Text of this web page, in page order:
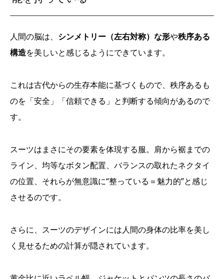
人間の脳は、 シンメトリー（左右対称）な形や秩序ある
構造を美しいと感じるようにできています。
これは古代からの生存本能に基づくもので、秩序あるも
のを「安全」「信頼できる」と判断する傾向があるので
す。
スーツはまさにその要素を体現する服。肩から裾までの
ライン、均等なボタン配置、バランスの取れたネクタイ
の位置、それらが無意識に“整っている＝魅力的”と感じ
させるのです。
さらに、スーツのデザインには人間の身体の比率を美し
く見せるための計算が隠されています。